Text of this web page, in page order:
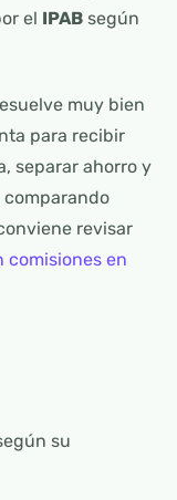
el IPAB según
muy bien
para recibir
separar ahorro y
comparando
revisar
comisiones en
su